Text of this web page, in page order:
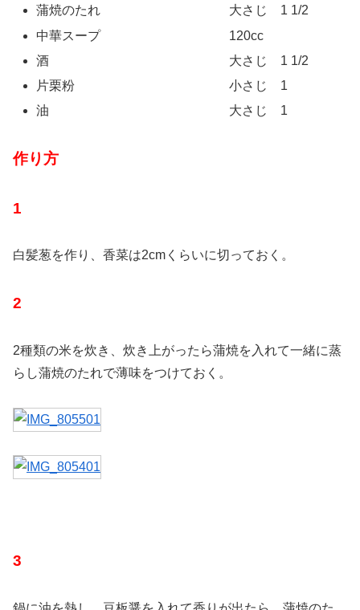
蒲焼のたれ 大さじ 1 1/2
中華スープ 120cc
酒 大さじ 1 1/2
片栗粉 小さじ 1
油 大さじ 1
作り方
1
白髪葱を作り、香菜は2cmくらいに切っておく。
2
2種類の米を炊き、炊き上がったら蒲焼を入れて一緒に蒸
らし蒲焼のたれで薄味をつけておく。
3